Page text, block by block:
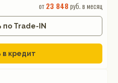
от23 848 руб. в месяц
по Trade-IN
в кредит